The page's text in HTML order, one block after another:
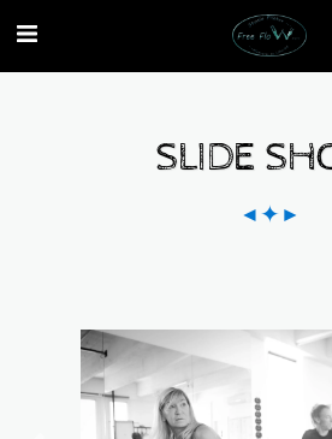
SLIDE
◄ ✦ ►